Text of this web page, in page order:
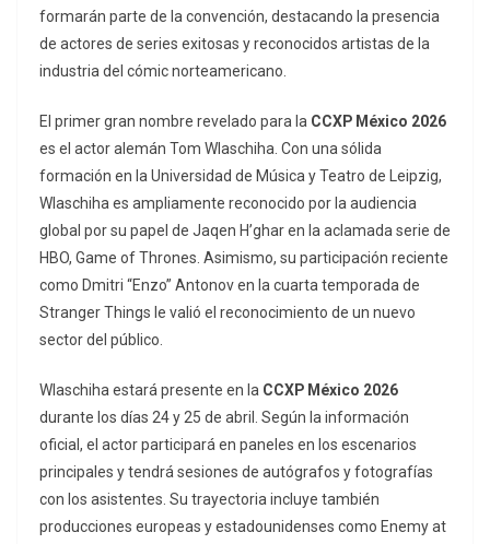
formarán parte de la convención, destacando la presencia
de actores de series exitosas y reconocidos artistas de la
industria del cómic norteamericano.
El primer gran nombre revelado para la CCXP México 2026
es el actor alemán Tom Wlaschiha. Con una sólida
formación en la Universidad de Música y Teatro de Leipzig,
Wlaschiha es ampliamente reconocido por la audiencia
global por su papel de Jaqen H’ghar en la aclamada serie de
HBO, Game of Thrones . Asimismo, su participación reciente
como Dmitri “Enzo” Antonov en la cuarta temporada de
Stranger Things le valió el reconocimiento de un nuevo
sector del público.
Wlaschiha estará presente en la CCXP México 2026
durante los días 24 y 25 de abril. Según la información
oficial, el actor participará en paneles en los escenarios
principales y tendrá sesiones de autógrafos y fotografías
con los asistentes. Su trayectoria incluye también
producciones europeas y estadounidenses como Enemy at